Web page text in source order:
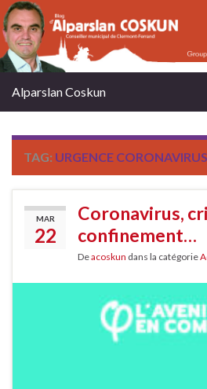
Alparslan Coskun
TAG: URGENCE CORONAVIRUS
MAR
22
Coronavirus,
confinement…
Deacoskun dans la catégorie